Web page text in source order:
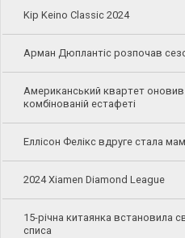
Kip Keino Classic 2024
Арман Дюплантіс розпочав
Американський квартет
комбінованій естафеті
Еллісон Фелікс вдруге стала
2024 Xiamen Diamond League
15-річна китаянка встановила
списа